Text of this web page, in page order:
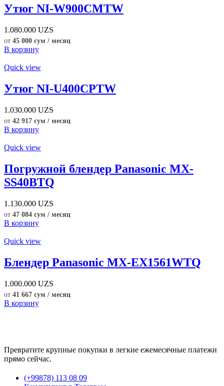
Утюг NI-W900CMTW
1.080.000 UZS
от 45 000 сум / месяц
В корзину
Quick view
Утюг NI-U400CPTW
1.030.000 UZS
от 42 917 сум / месяц
В корзину
Quick view
Погружной блендер Panasonic MX-
SS40BTQ
1.130.000 UZS
от 47 084 сум / месяц
В корзину
Quick view
Блендер Panasonic MX-EX1561WTQ
1.000.000 UZS
от 41 667 сум / месяц
В корзину
Превратите крупные покупки в легкие ежемесячные платежи
прямо сейчас.
(+99878) 113 08 09